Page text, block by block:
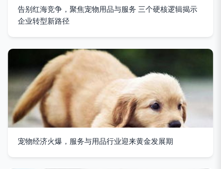
告别红海竞争，聚焦宠物用品与服务 三个硬核逻辑揭示
企业转型新路径
宠物经济火爆，服务与用品行业迎来黄金发展期